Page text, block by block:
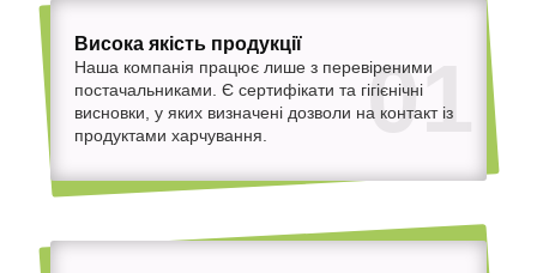
01
Висока якість продукції
Наша компанія працює лише з перевіреними
постачальниками. Є сертифікати та гігієнічні
висновки, у яких визначені дозволи на контакт із
продуктами харчування.